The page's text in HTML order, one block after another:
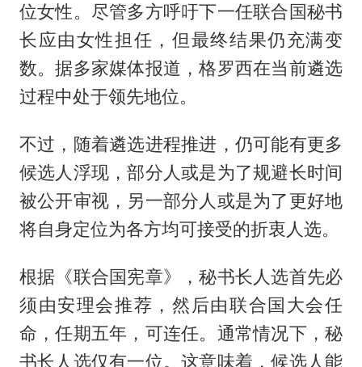
位女性。尽管多方呼吁下一任联合国秘书
长应由女性担任，但最终结果仍充满变
数。据多家媒体报道，格罗西在当前遴选
过程中处于领先地位。
不过，随着遴选进程推进，仍可能有更多
候选人浮现，部分人或是为了规避长时间
被公开审视，另一部分人或是为了更好地
将自身定位为各方均可接受的折衷人选。
根据《联合国宪章》，秘书长人选首先必
须由安理会推荐，然后由联合国大会任
命，任期五年，可连任。通常情况下，秘
书长人选仅有一位。这意味着，候选人能